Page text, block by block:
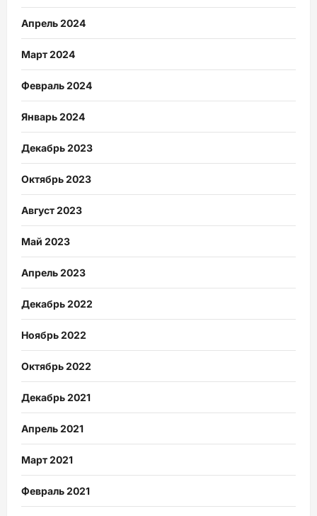
Апрель 2024
Март 2024
Февраль 2024
Январь 2024
Декабрь 2023
Октябрь 2023
Август 2023
Май 2023
Апрель 2023
Декабрь 2022
Ноябрь 2022
Октябрь 2022
Декабрь 2021
Апрель 2021
Март 2021
Февраль 2021